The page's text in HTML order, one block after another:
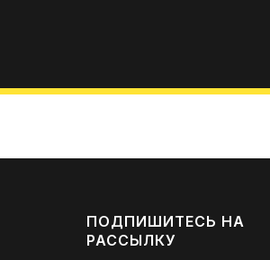
ПОДПИШИТЕСЬ НА
РАССЫЛКУ